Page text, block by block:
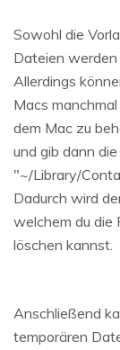
Sowohl die
Dateien
Allerdings
Macs
dem Mac zu
und gib dann
"~/Library/
Dadurch wird
welchem du die
löschen kannst.
Anschließend
temporären